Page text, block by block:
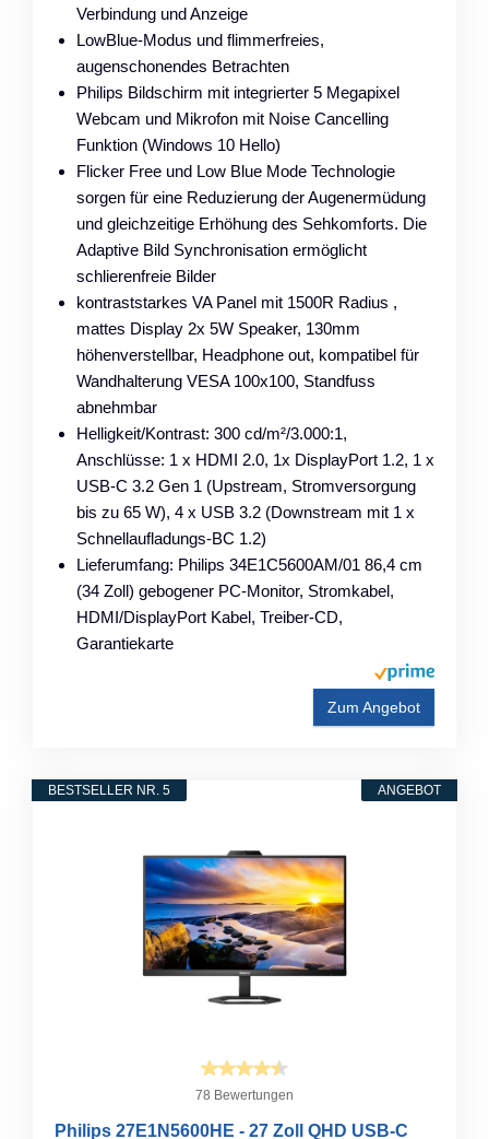
Verbindung und Anzeige
LowBlue-Modus und flimmerfreies,
augenschonendes Betrachten
Philips Bildschirm mit integrierter 5 Megapixel
Webcam und Mikrofon mit Noise Cancelling
Funktion (Windows 10 Hello)
Flicker Free und Low Blue Mode Technologie
sorgen für eine Reduzierung der Augenermüdung
und gleichzeitige Erhöhung des Sehkomforts. Die
Adaptive Bild Synchronisation ermöglicht
schlierenfreie Bilder
kontraststarkes VA Panel mit 1500R Radius ,
mattes Display 2x 5W Speaker, 130mm
höhenverstellbar, Headphone out, kompatibel für
Wandhalterung VESA 100x100, Standfuss
abnehmbar
Helligkeit/Kontrast: 300 cd/m²/3.000:1,
Anschlüsse: 1 x HDMI 2.0, 1x DisplayPort 1.2, 1 x
USB-C 3.2 Gen 1 (Upstream, Stromversorgung
bis zu 65 W), 4 x USB 3.2 (Downstream mit 1 x
Schnellaufladungs-BC 1.2)
Lieferumfang: Philips 34E1C5600AM/01 86,4 cm
(34 Zoll) gebogener PC-Monitor, Stromkabel,
HDMI/DisplayPort Kabel, Treiber-CD,
Garantiekarte
Zum Angebot
ANGEBOT
BESTSELLER NR. 5
78 Bewertungen
Philips 27E1N5600HE - 27 Zoll QHD USB-C